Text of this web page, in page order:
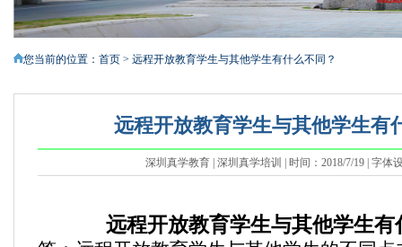
您当前的位置： 首页 > 远程开放教育学生与其他学生有什么不同？
远程开放教育学生与其他学生有
深圳真学教育 | 深圳真学培训 | 时间：2018/7/19 | 字体
远程开放教育学生与其他学生有